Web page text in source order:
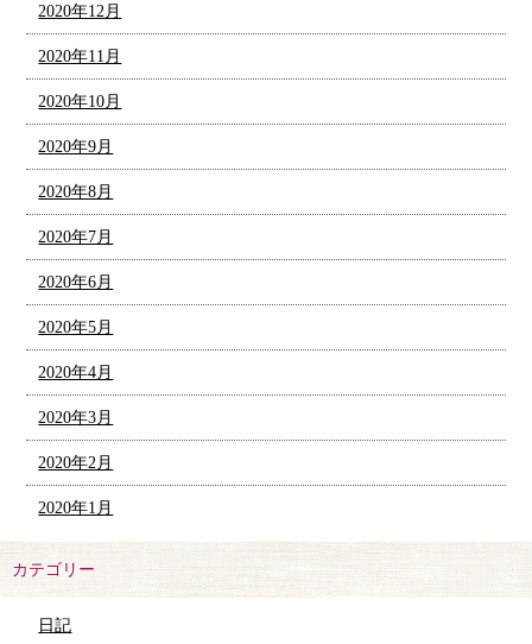
2020年12月
2020年11月
2020年10月
2020年9月
2020年8月
2020年7月
2020年6月
2020年5月
2020年4月
2020年3月
2020年2月
2020年1月
カテゴリー
日記